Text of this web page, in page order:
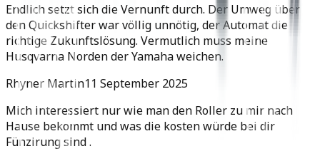
Endlich setzt sich die Vernunft durch. Der Umweg über
den Quickshifter war völlig unnötig, der Automat die
richtige Zukunftslösung. Vermutlich muss meine
Husqvarna Norden der Yamaha weichen.
Rhyner Martin11 September 2025
Mich interessiert nur wie man den Roller zu mir nach
Hause bekommt und was die kosten würde bei dir
Fünzirung sind .